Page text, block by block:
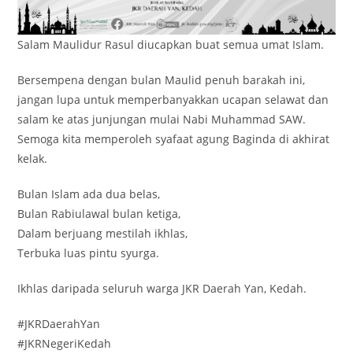
Salam Maulidur Rasul diucapkan buat semua umat Islam.
Bersempena dengan bulan Maulid penuh barakah ini,
jangan lupa untuk memperbanyakkan ucapan selawat dan
salam ke atas junjungan mulai Nabi Muhammad SAW.
Semoga kita memperoleh syafaat agung Baginda di akhirat
kelak.
Bulan Islam ada dua belas,
Bulan Rabiulawal bulan ketiga,
Dalam berjuang mestilah ikhlas,
Terbuka luas pintu syurga.
Ikhlas daripada seluruh warga JKR Daerah Yan, Kedah.
#JKRDaerahYan
#JKRNegeriKedah